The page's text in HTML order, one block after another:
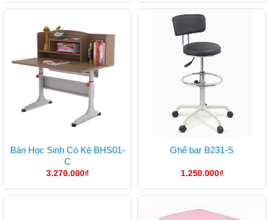
Bàn Học Sinh Có Kệ BHS01-
C
3.270.000₫
Ghế bar B231-S
1.250.000₫